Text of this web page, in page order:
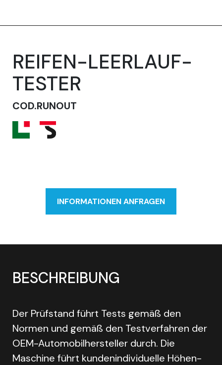
REIFEN-LEERLAUF-
TESTER
COD.RUNOUT
INFORMATIONEN ANFRAGEN
BESCHREIBUNG
Der Prüfstand führt Tests gemäß den
Normen und gemäß den Testverfahren der
OEM-Automobilhersteller durch. Die
Maschine führt kundenindividuelle Höhen-